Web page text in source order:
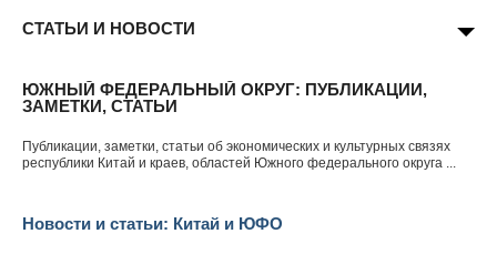
СТАТЬИ И НОВОСТИ
ЮЖНЫЙ ФЕДЕРАЛЬНЫЙ ОКРУГ: ПУБЛИКАЦИИ,
ЗАМЕТКИ, СТАТЬИ
Публикации, заметки, статьи об экономических и культурных связях
республики Китай и краев, областей Южного федерального округа ...
Новости и статьи: Китай и ЮФО